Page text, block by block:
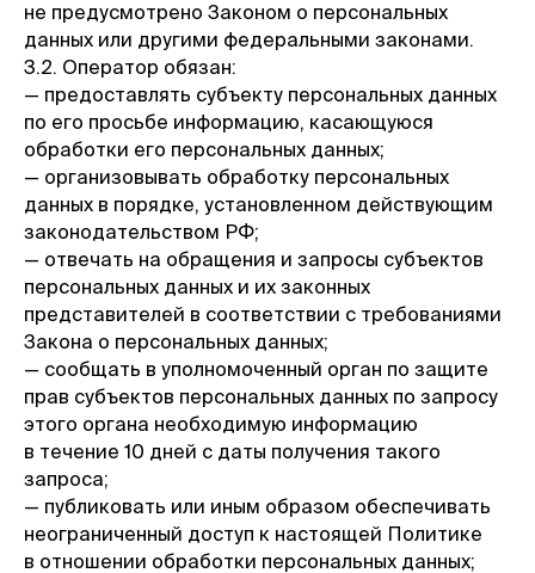
не предусмотрено Законом о персональных
данных или другими федеральными законами.
3.2. Оператор обязан:
— предоставлять субъекту персональных данных
по его просьбе информацию, касающуюся
обработки его персональных данных;
— организовывать обработку персональных
данных в порядке, установленном действующим
законодательством РФ;
— отвечать на обращения и запросы субъектов
персональных данных и их законных
представителей в соответствии с требованиями
Закона о персональных данных;
— сообщать в уполномоченный орган по защите
прав субъектов персональных данных по запросу
этого органа необходимую информацию
в течение 10 дней с даты получения такого
запроса;
— публиковать или иным образом обеспечивать
неограниченный доступ к настоящей Политике
в отношении обработки персональных данных;